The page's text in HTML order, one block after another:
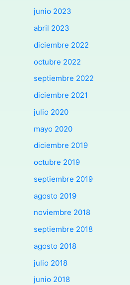
junio 2023
abril 2023
diciembre 2022
octubre 2022
septiembre 2022
diciembre 2021
julio 2020
mayo 2020
diciembre 2019
octubre 2019
septiembre 2019
agosto 2019
noviembre 2018
septiembre 2018
agosto 2018
julio 2018
junio 2018